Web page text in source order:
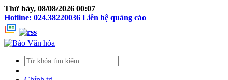
Thứ bảy, 08/08/2026 00:07
Hotline: 024.38220036 Liên hệ quảng cáo